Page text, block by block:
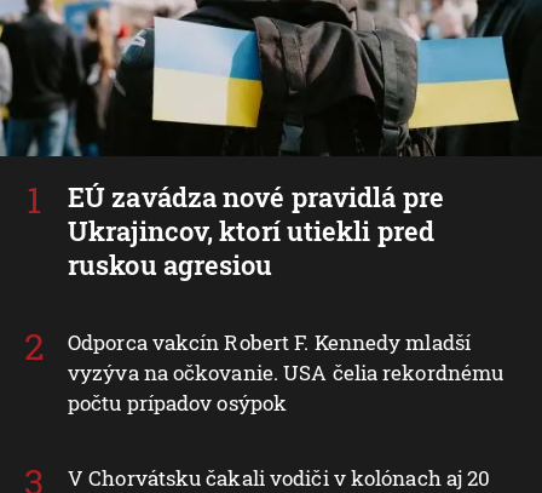
EÚ zavádza nové pravidlá pre
Ukrajincov, ktorí utiekli pred
ruskou agresiou
Odporca vakcín Robert F. Kennedy mladší
vyzýva na očkovanie. USA čelia rekordnému
počtu prípadov osýpok
V Chorvátsku čakali vodiči v kolónach aj 20